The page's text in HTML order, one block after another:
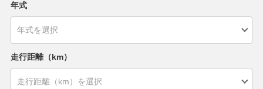
年式
走行距離（km）